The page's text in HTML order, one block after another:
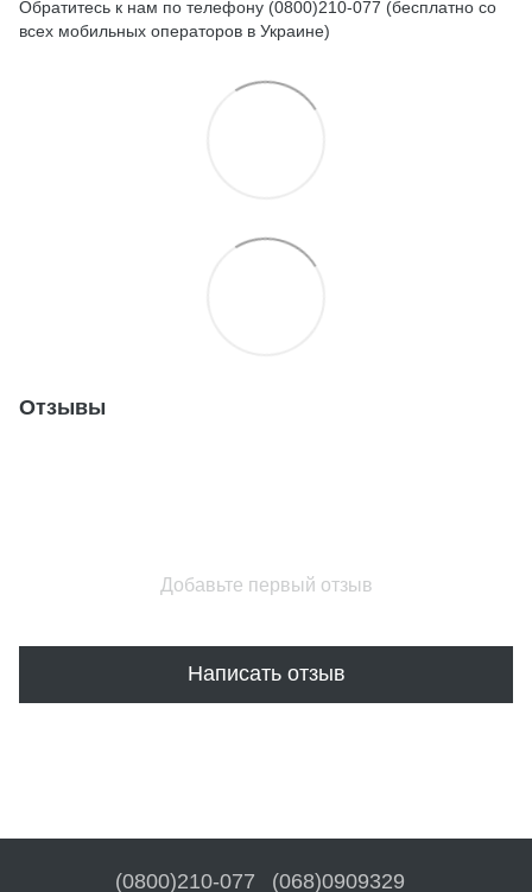
Обратитесь к нам по телефону (0800)210-077 (бесплатно со
всех мобильных операторов в Украине)
Отзывы
Добавьте первый отзыв
Написать отзыв
(0800)210-077 (068)0909329